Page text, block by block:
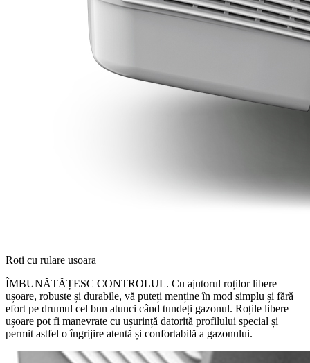
Roti cu rulare usoara
ÎMBUNĂTĂȚESC CONTROLUL. Cu ajutorul roților libere
ușoare, robuste și durabile, vă puteți menține în mod simplu și fără
efort pe drumul cel bun atunci când tundeți gazonul. Roțile libere
ușoare pot fi manevrate cu ușurință datorită profilului special și
permit astfel o îngrijire atentă și confortabilă a gazonului.